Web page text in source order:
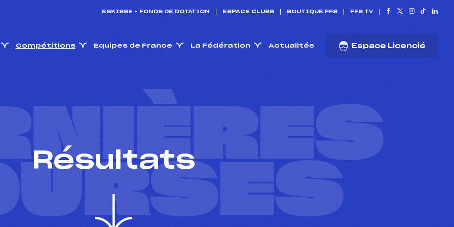
ESKISSE – FONDS DE DOTATION ESPACE CLUBS BOUTIQUE FFS FFS TV
Compétitions Equipes de France La Fédération Actualités Espace Licencié
Résultats